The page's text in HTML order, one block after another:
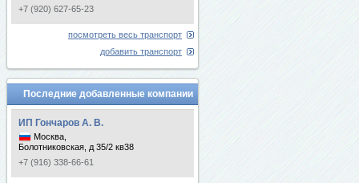
+7 (920) 627-65-23
посмотреть весь транспорт
добавить транспорт
Последние добавленные компании
ИП Гончаров А. В.
Москва,
Болотниковская, д 35/2 кв38
+7 (916) 338-66-61